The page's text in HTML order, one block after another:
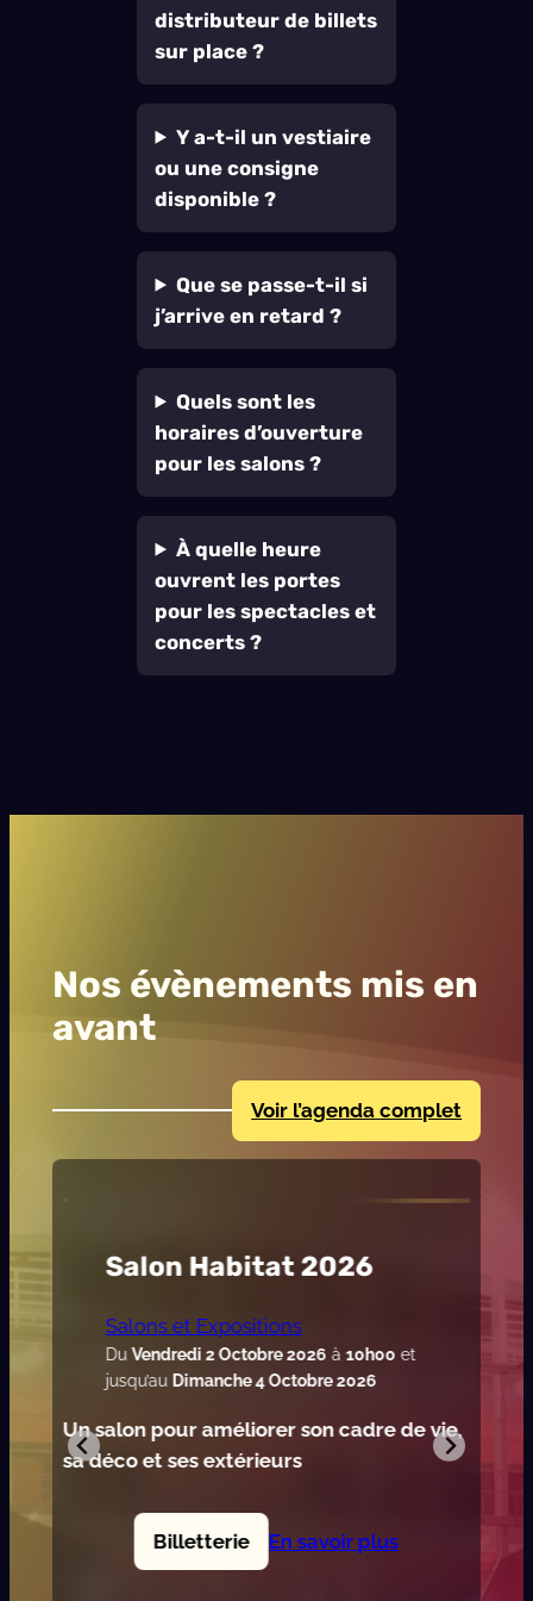
distributeur de billets
sur place ?
Y a-t-il un vestiaire
ou une consigne
disponible ?
Que se passe-t-il si
j’arrive en retard ?
Quels sont les
horaires d’ouverture
pour les salons ?
À quelle heure
ouvrent les portes
pour les spectacles et
concerts ?
Nos évènements mis en
avant
Voir l’agenda complet
Salon Habitat 2026
Salons et Expositions
DuVendredi 2 Octobre 2026 à 10h00 et
jusqu’au Dimanche 4 Octobre 2026
Un salon pour améliorer son cadre de vie,
sa déco et ses extérieurs
Billetterie
En savoir plus